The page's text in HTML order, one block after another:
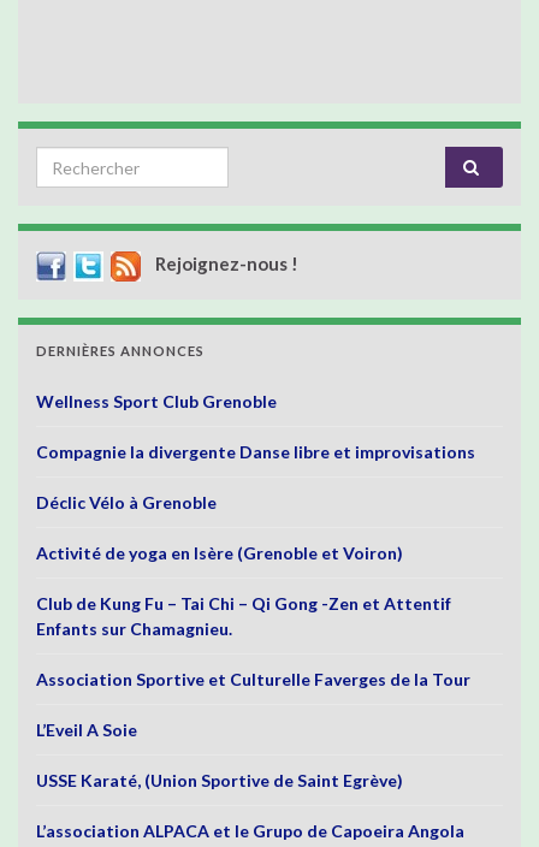
Search for:
Rejoignez-nous !
DERNIÈRES ANNONCES
Wellness Sport Club Grenoble
Compagnie la divergente Danse libre et improvisations
Déclic Vélo à Grenoble
Activité de yoga en Isère (Grenoble et Voiron)
Club de Kung Fu – Tai Chi – Qi Gong -Zen et Attentif
Enfants sur Chamagnieu.
Association Sportive et Culturelle Faverges de la Tour
L’Eveil A Soie
USSE Karaté, (Union Sportive de Saint Egrève)
L’association ALPACA et le Grupo de Capoeira Angola